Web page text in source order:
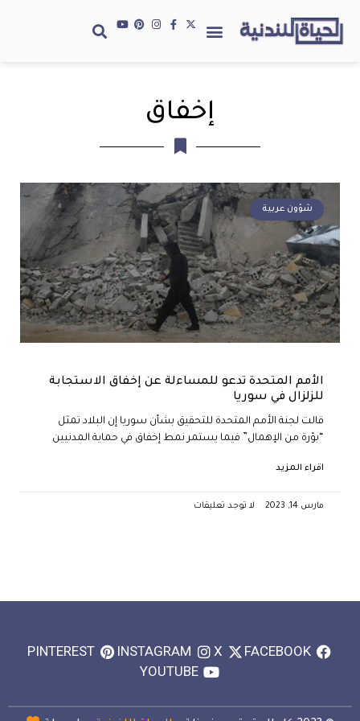
إخفاق
شؤون عربية
الأمم المتحدة تدعو للمساءلة عن إخفاق الاستجابة
للزلزال في سوريا
قالت لجنة الأمم المتحدة للتحقيق بشأن سوريا إن البلاد تمثل
“بؤرة من الإهمال” فيما يستمر نمط إخفاق في حماية المدنيين
اقراء المزيد
مارس 14, 2023 لا توجد تعليقات
FACEBOOK
X
INSTAGRAM
PINTEREST
YOUTUBE